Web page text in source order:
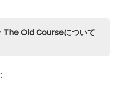
Old Courseについて